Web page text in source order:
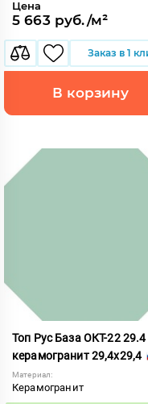
Цена
5 663 руб./м²
Заказ в 1
В корзину
Топ Рус База ОКТ-22 29.4
керамогранит 29,4x29,4
Материал:
Керамогранит